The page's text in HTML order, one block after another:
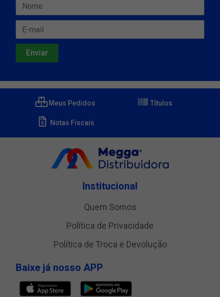
Meus Pedidos Títulos
Notas Fiscais
Institucional
Quem Somos
Política de Privacidade
Política de Troca e Devolução
Baixe já nosso APP